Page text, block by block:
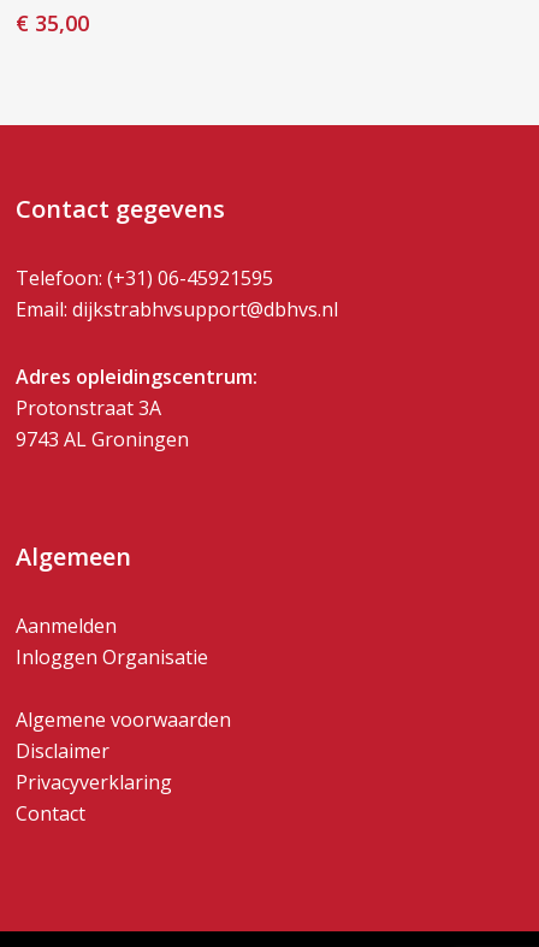
€ 35,00
Contact gegevens
Telefoon: (+31) 06-45921595
Email:dijkstrabhvsupport@dbhvs.nl
Adres opleidingscentrum:
Protonstraat 3A
9743 AL Groningen
Algemeen
Aanmelden
Inloggen Organisatie
Algemene voorwaarden
Disclaimer
Privacyverklaring
Contact